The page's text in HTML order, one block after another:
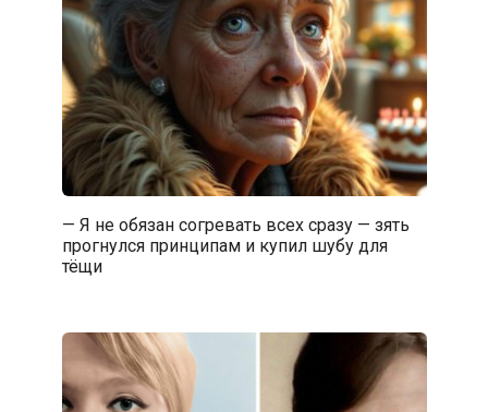
— Я не обязан согревать всех сразу — зять
прогнулся принципам и купил шубу для
тёщи